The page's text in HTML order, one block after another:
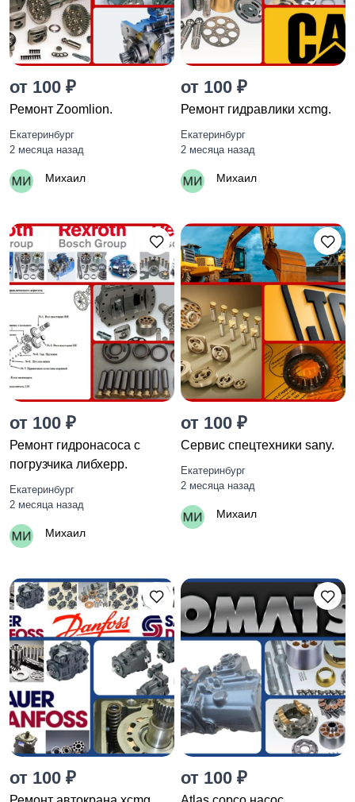
от 100 ₽
Ремонт Zoomlion.
Екатеринбург
2 месяца назад
Михаил
от 100 ₽
Ремонт гидравлики xcmg.
Екатеринбург
2 месяца назад
Михаил
от 100 ₽
Ремонт гидронасоса с
погрузчика либхерр.
Екатеринбург
2 месяца назад
Михаил
от 100 ₽
Сервис спецтехники sany.
Екатеринбург
2 месяца назад
Михаил
от 100 ₽ от 100 ₽